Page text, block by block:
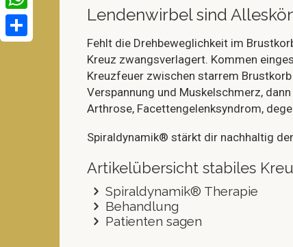
WhatsApp
Lendenwirbel sind
Fehlt die Drehbeweglichkeit im
Kreuz zwangsverlagert. Kommen
Kreuzfeuer zwischen starrem
Verspannung und Muskelschmerz,
Arthrose, Facettengelenksyndrom,
Spiraldynamik® stärkt dir nachhaltig
Artikelübersicht stabiles
Spiraldynamik® Therapie
Behandlung
Patienten sagen